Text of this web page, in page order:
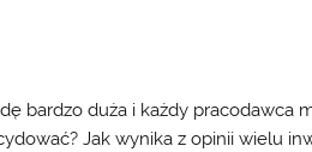
bardzo duża i każdy pracodawca
Jak wynika z opinii wielu